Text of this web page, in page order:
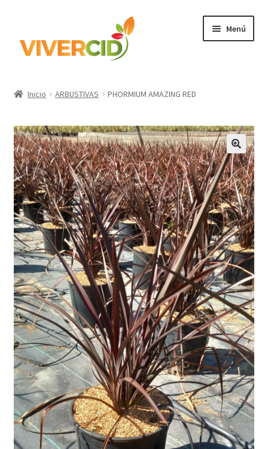
contenido
Menú
menú
hijo
Regístrate para comprar
Accede
Inicio ARBUSTIVAS PHORMIUM AMAZING RED